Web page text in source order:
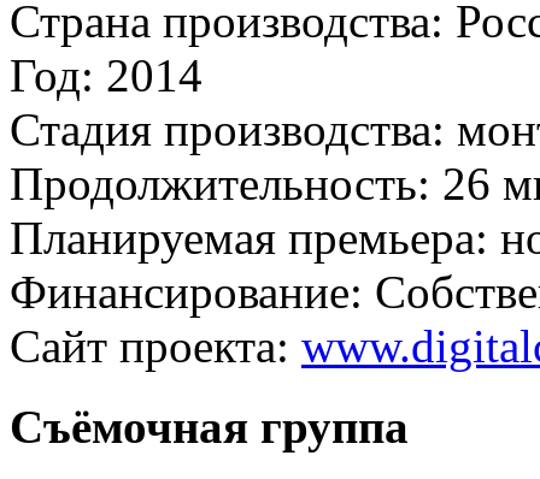
Страна производства:
Год: 2014
Стадия производства:
Продолжительность: 26
Планируемая премьера:
Финансирование:
Сайт проекта:
Съёмочная группа